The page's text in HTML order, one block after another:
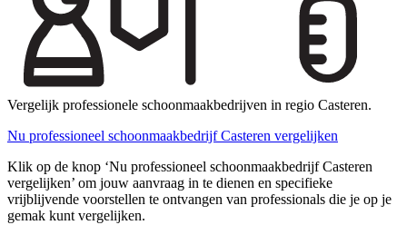
Vergelijk professionele schoonmaakbedrijven in regio Casteren.
Nu professioneel schoonmaakbedrijf Casteren vergelijken
Klik op de knop ‘Nu professioneel schoonmaakbedrijf Casteren
vergelijken’ om jouw aanvraag in te dienen en specifieke
vrijblijvende voorstellen te ontvangen van professionals die je op je
gemak kunt vergelijken.